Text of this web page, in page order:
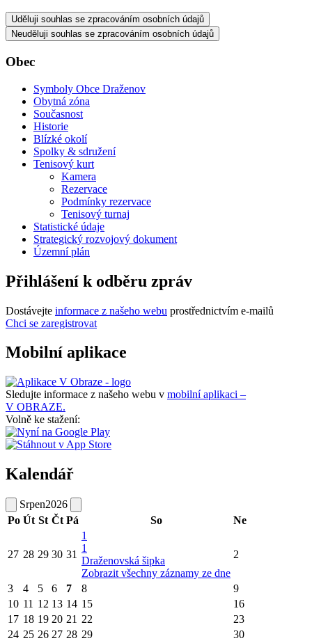
Uděluji souhlas se zpracováním osobních údajů
Neuděluji souhlas se zpracováním osobních údajů
Obec
Symboly Obce Draženov
Obytná zóna
Současnost
Historie
Blízké okolí
Spolky & sdružení
Tenisový kurt
Kamera
Rezervace
Podmínky rezervace
Tenisový turnaj
Statistické údaje
Strategický rozvojový dokument
Územní plán
Přihlášení k odběru zpráv
Dostávejte informace z našeho webu prostřednictvím e-mailů
Chci se zaregistrovat
Mobilní aplikace
Sledujte informace z našeho webu v mobilní aplikaci –
V OBRAZE.
Volně ke stažení:
Kalendář
Srpen2026
Po Út St Čt Pá So Ne
27 28 29 30 31
1
1
Draženovská šipka
Zobrazit všechny záznamy ze dne
2
3 4 5 6 7 8
9
10 11 12 13 14 15
16
17 18 19 20 21 22
23
24 25 26 27 28 29
30